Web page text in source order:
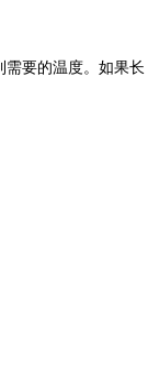
要的温度。如果长